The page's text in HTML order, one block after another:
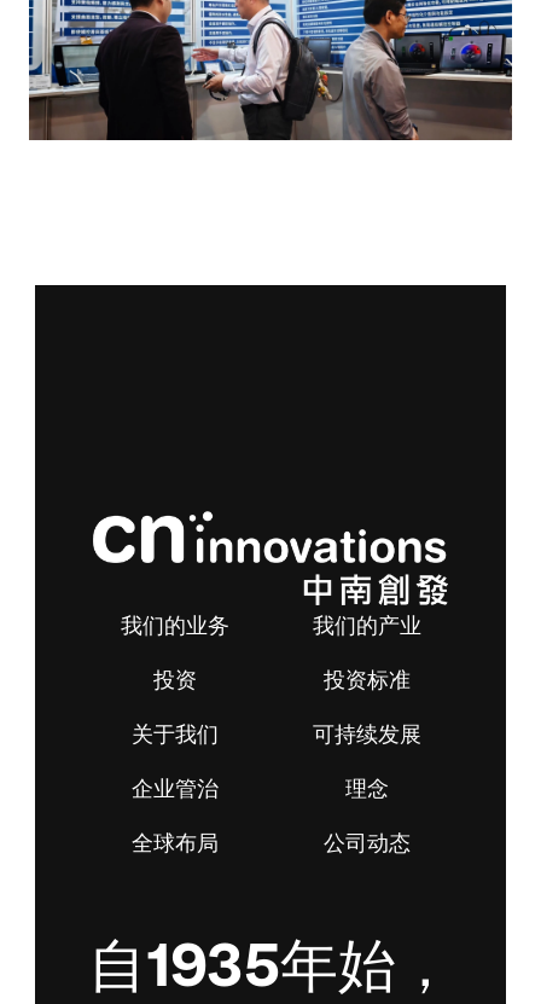
我们的业务
投资
关于我们
我们的产业
投资标准
可持续发展
企业管治
理念
全球布局
公司动态
自1935年始，